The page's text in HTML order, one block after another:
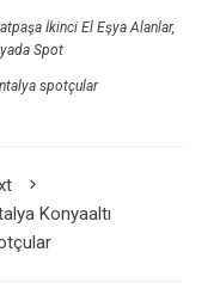
İkinci El Eşya Alanlar,
Spot
spotçular
Konyaaltı